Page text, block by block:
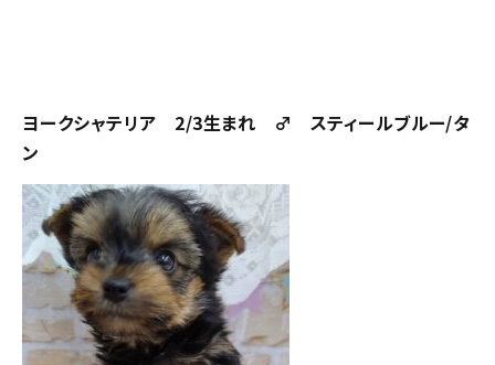
ヨークシャテリア 2/3生まれ ♂ スティールブルー/タ
ン